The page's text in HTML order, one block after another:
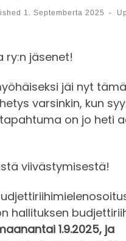
1. Septemberta 2025 -
ry:n jäsenet!
jäi nyt
varsinkin, kun
on jo heti
viivästymisestä!
hallituksen
1.9.2025, ja